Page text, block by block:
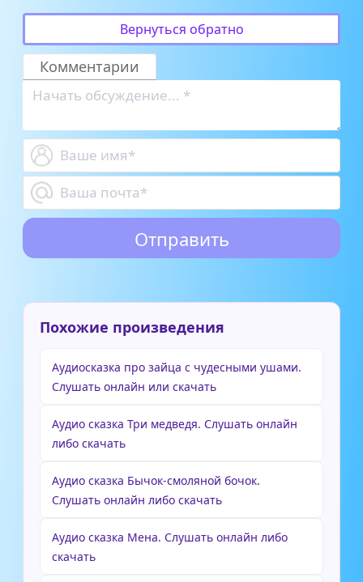
Вернуться обратно
Комментарии
Похожие произведения
Аудиосказка про зайца с чудесными ушами.
Слушать онлайн или скачать
Аудио сказка Три медведя. Слушать онлайн
либо скачать
Аудио сказка Бычок-смоляной бочок.
Слушать онлайн либо скачать
Аудио сказка Мена. Слушать онлайн либо
скачать